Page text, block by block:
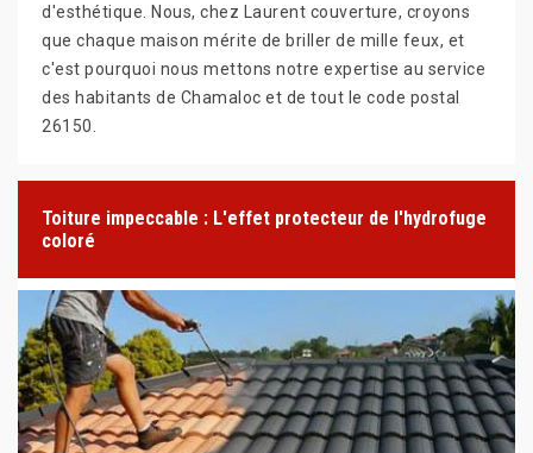
d'esthétique. Nous, chez Laurent couverture, croyons
que chaque maison mérite de briller de mille feux, et
c'est pourquoi nous mettons notre expertise au service
des habitants de Chamaloc et de tout le code postal
26150.
Toiture impeccable : L'effet protecteur de l'hydrofuge
coloré